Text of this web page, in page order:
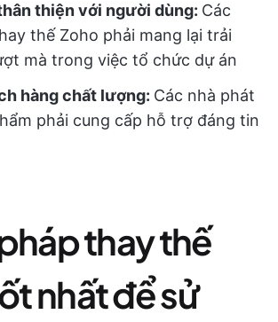
thiện với người dùng: Các
thế Zoho phải mang lại trải
mà trong việc tổ chức dự án
hàng chất lượng: Các nhà phát
phải cung cấp hỗ trợ đáng tin
thay thế
nhất để sử